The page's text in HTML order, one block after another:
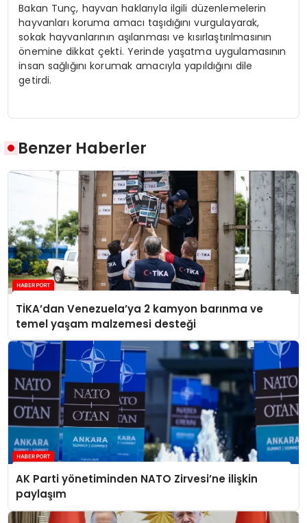
Bakan Tunç, hayvan haklarıyla ilgili düzenlemelerin
hayvanları koruma amacı taşıdığını vurgulayarak,
sokak hayvanlarının aşılanması ve kısırlaştırılmasının
önemine dikkat çekti. Yerinde yaşatma uygulamasının
insan sağlığını korumak amacıyla yapıldığını dile
getirdi.
Benzer Haberler
TİKA’dan Venezuela’ya 2 kamyon barınma ve
temel yaşam malzemesi desteği
AK Parti yönetiminden NATO Zirvesi’ne ilişkin
paylaşım